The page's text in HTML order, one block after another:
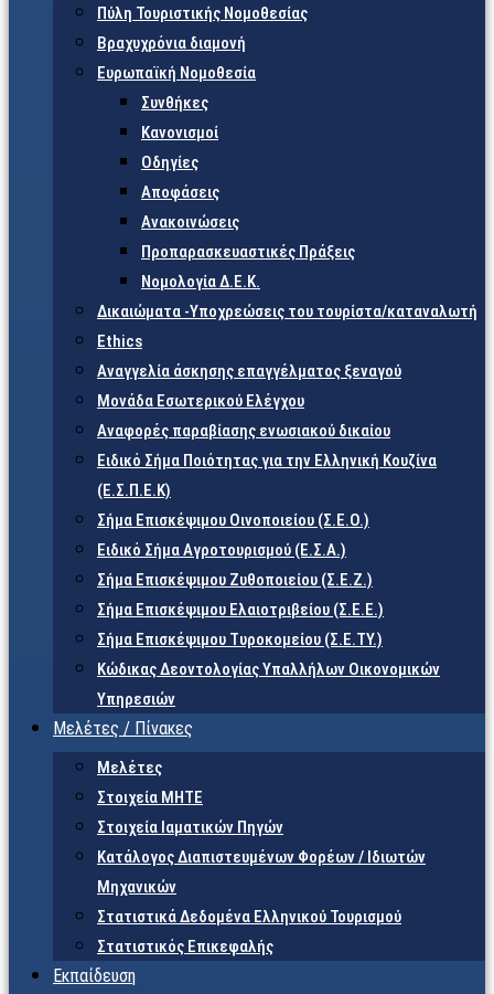
Πύλη Τουριστικής Νομοθεσίας
Βραχυχρόνια διαμονή
Ευρωπαϊκή Νομοθεσία
Συνθήκες
Κανονισμοί
Οδηγίες
Αποφάσεις
Ανακοινώσεις
Προπαρασκευαστικές Πράξεις
Νομολογία Δ.Ε.Κ.
Δικαιώματα -Υποχρεώσεις του τουρίστα/καταναλωτή
Ethics
Αναγγελία άσκησης επαγγέλματος ξεναγού
Μονάδα Εσωτερικού Ελέγχου
Αναφορές παραβίασης ενωσιακού δικαίου
Ειδικό Σήμα Ποιότητας για την Ελληνική Κουζίνα
(Ε.Σ.Π.Ε.Κ)
Σήμα Επισκέψιμου Οινοποιείου (Σ.Ε.Ο.)
Ειδικό Σήμα Αγροτουρισμού (Ε.Σ.Α.)
Σήμα Επισκέψιμου Ζυθοποιείου (Σ.Ε.Ζ.)
Σήμα Επισκέψιμου Ελαιοτριβείου (Σ.Ε.Ε.)
Σήμα Επισκέψιμου Τυροκομείου (Σ.Ε.TY.)
Κώδικας Δεοντολογίας Υπαλλήλων Οικονομικών
Υπηρεσιών
Μελέτες / Πίνακες
Μελέτες
Στοιχεία ΜΗΤΕ
Στοιχεία Ιαματικών Πηγών
Κατάλογος Διαπιστευμένων Φορέων / Ιδιωτών
Μηχανικών
Στατιστικά Δεδομένα Ελληνικού Τουρισμού
Στατιστικός Επικεφαλής
Εκπαίδευση